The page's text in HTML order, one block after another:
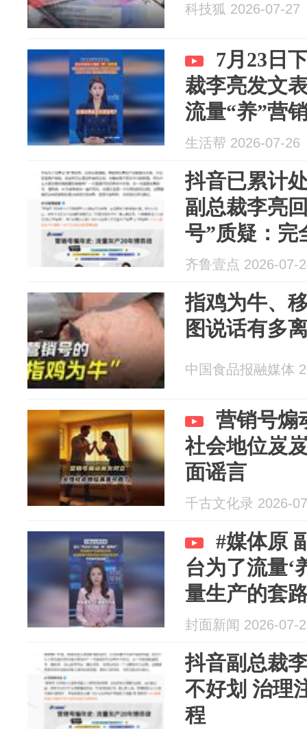
科技狐 2026-07-27
7月23日
裁李亮发文
流量“养”营
生活帮 2026-07-26
抖音已累计
副总裁李亮
号”质疑：完
齐鲁壹点 2026-07-
指鸡为牛、
图说话有多
中国食品报融媒体
营销号煽
社会地位岌
面谣言
千古文化录 2026-
#媒体原
台为了流量‘
量生产的套
户体验，挤
不符合平台
封面新闻 2026-07-
抖音副总裁
不好划 治理
程